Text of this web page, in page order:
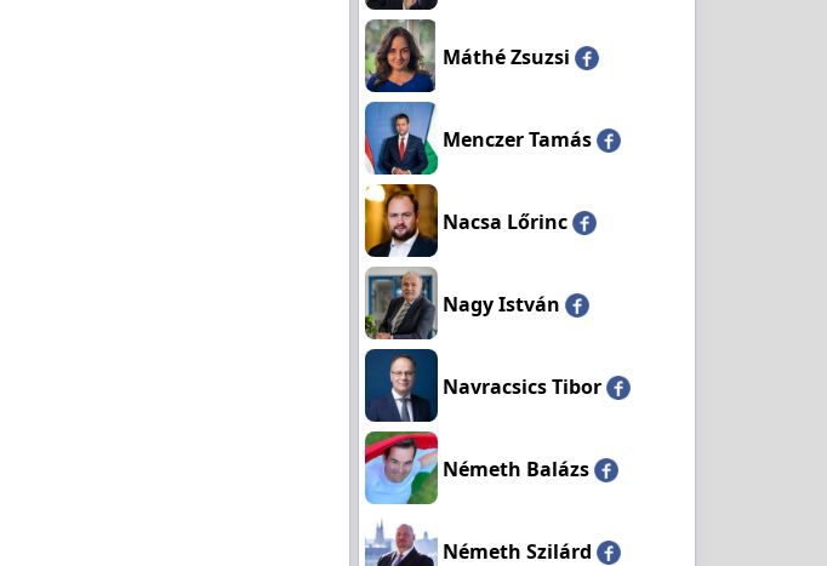
Máthé Zsuzsi
Menczer Tamás
Nacsa Lőrinc
Nagy István
Navracsics Tibor
Németh Balázs
Németh Szilárd